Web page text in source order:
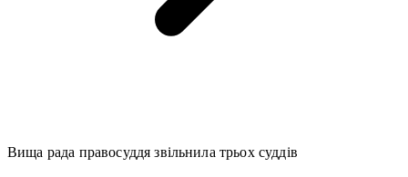
Вища рада правосуддя звільнила трьох суддів